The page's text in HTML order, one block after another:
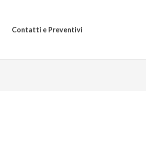
Contatti e Preventivi